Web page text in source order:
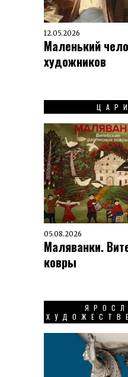
12.05.2026
Маленький
художников
05.08.2026
Маляванки.
ковры